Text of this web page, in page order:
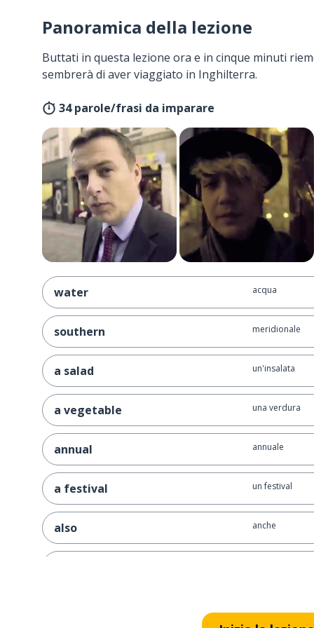
Panoramica della lezione
Buttati in questa lezione ora e in cinque minuti
sembrerà di aver viaggiato in Inghilterra.
34 parole/frasi da imparare
water acqua
southern meridionale
a salad un'insalata
a vegetable una verdura
annual annuale
a festival un festival
also anche